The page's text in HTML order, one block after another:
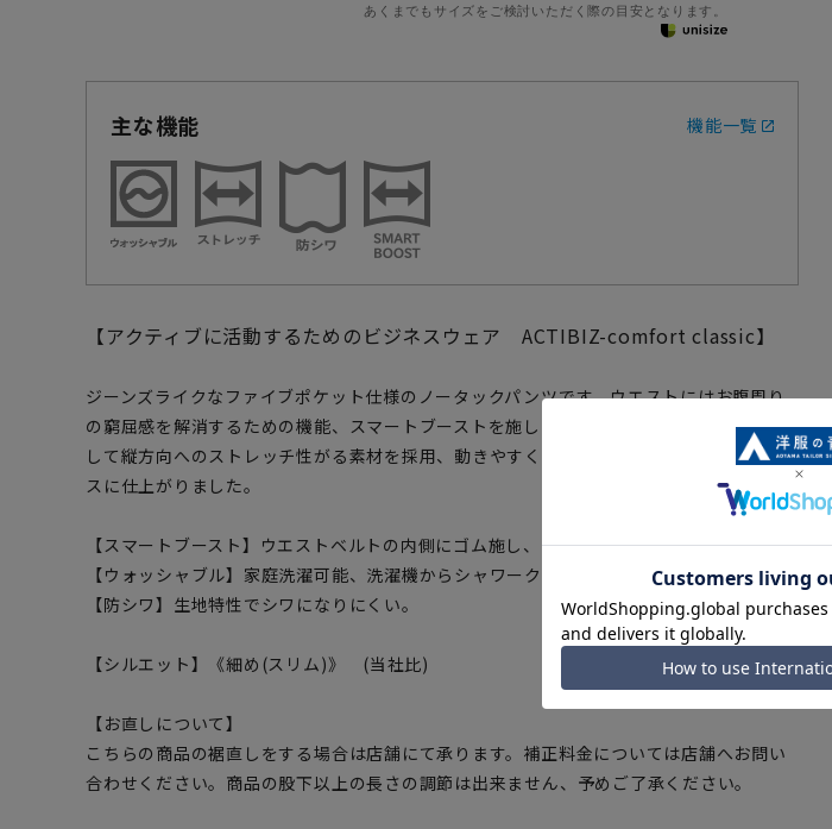
あくまでもサイズをご検討いただく際の目安となります。
主な機能 機能一覧
【アクティブに活動するためのビジネスウェア ACTIBIZ-comfort classic】
ジーンズライクなファイブポケット仕様のノータックパンツです。ウエストにはお腹周り
の窮屈感を解消するための機能、スマートブーストを施しました。さらに足の動きを考慮
して縦方向へのストレッチ性がる素材を採用、動きやすくはき心地の良い快適なスラック
スに仕上がりました。
【スマートブースト】ウエストベルトの内側にゴム施し、お腹周りの窮屈感を軽減。
【ウォッシャブル】家庭洗濯可能、洗濯機からシャワークリーンまで対応。
【防シワ】生地特性でシワになりにくい。
【シルエット】《細め(スリム)》 (当社比)
【お直しについて】
こちらの商品の裾直しをする場合は店舗にて承ります。補正料金については店舗へお問い
合わせください。商品の股下以上の長さの調節は出来ません、予めご了承ください。